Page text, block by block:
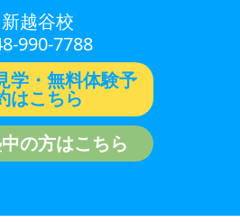
新越谷校
990-7788
学・無料体験予
はこちら
の方はこちら